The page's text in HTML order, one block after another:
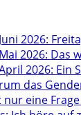
2026:
2026: Das
2026: Ein
das
eine